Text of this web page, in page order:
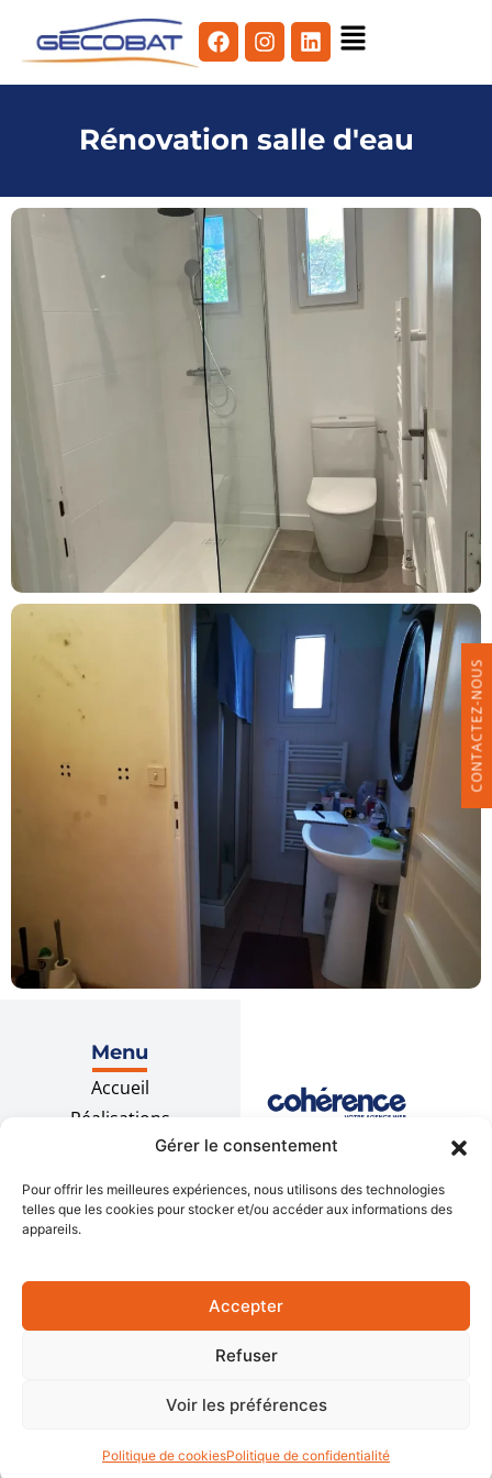
Gérer le consentement
Pour offrir les meilleures expériences, nous utilisons des technologies
telles que les cookies pour stocker et/ou accéder aux informations des
appareils.
Accepter
Refuser
Voir les préférences
Politique de cookiesPolitique de confidentialité
Rénovation salle d'eau
Menu
Accueil
Réalisations
Recrutement
Contact
Prestations
Menuiserie extérieure
professionnels
Maîtrise d’œuvre
Mentions légales
Politique de
confidentialité
CONTACTEZ-NOUS